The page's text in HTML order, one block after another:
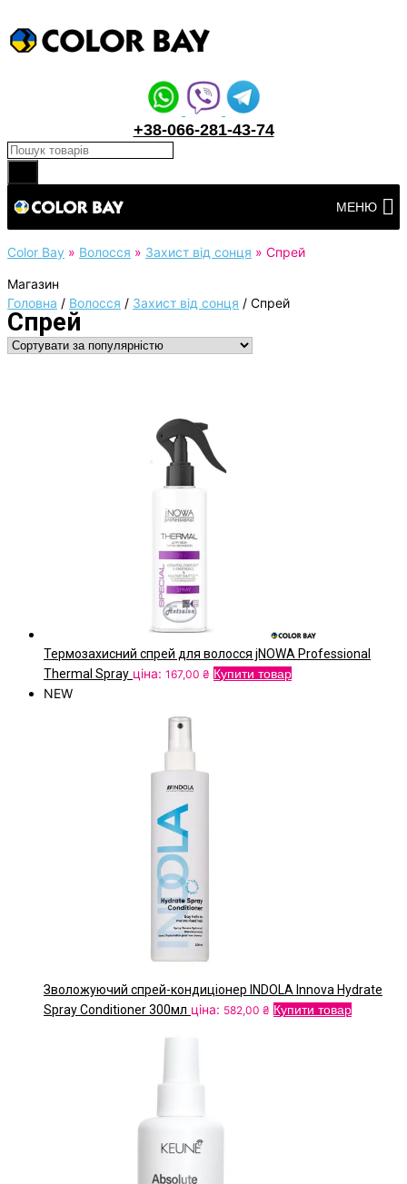
+38-066-281-43-74
Products search
до
вмісту
МЕНЮ
Color Bay » Волосся » Захист від сонця » Спрей
Магазин
Головна / Волосся / Захист від сонця / Спрей
Спрей
Термозахисний спрей для волосся jNOWA Professional
Thermal Spray ціна: 167,00 ₴ Купити товар
NEW
Зволожуючий спрей-кондиціонер INDOLA Innova Hydrate
Spray Conditioner 300мл ціна: 582,00 ₴ Купити товар